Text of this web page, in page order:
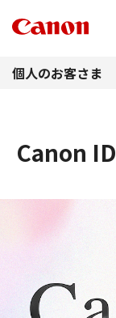
個人のお客さま
Canon ID